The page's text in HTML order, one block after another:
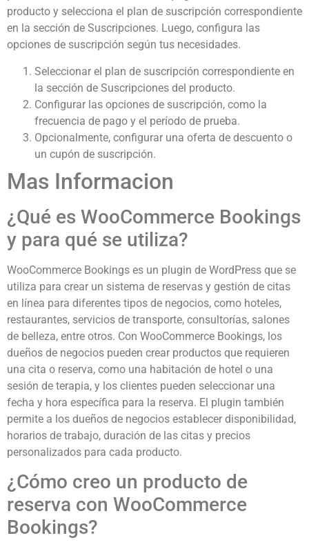
producto y selecciona el plan de suscripción correspondiente
en la sección de Suscripciones. Luego, configura las
opciones de suscripción según tus necesidades.
Seleccionar el plan de suscripción correspondiente en
la sección de Suscripciones del producto.
Configurar las opciones de suscripción, como la
frecuencia de pago y el período de prueba.
Opcionalmente, configurar una oferta de descuento o
un cupón de suscripción.
Mas Informacion
¿Qué es WooCommerce Bookings
y para qué se utiliza?
WooCommerce Bookings es un plugin de WordPress que se
utiliza para crear un sistema de reservas y gestión de citas
en línea para diferentes tipos de negocios, como hoteles,
restaurantes, servicios de transporte, consultorías, salones
de belleza, entre otros. Con WooCommerce Bookings, los
dueños de negocios pueden crear productos que requieren
una cita o reserva, como una habitación de hotel o una
sesión de terapia, y los clientes pueden seleccionar una
fecha y hora específica para la reserva. El plugin también
permite a los dueños de negocios establecer disponibilidad,
horarios de trabajo, duración de las citas y precios
personalizados para cada producto.
¿Cómo creo un producto de
reserva con WooCommerce
Bookings?